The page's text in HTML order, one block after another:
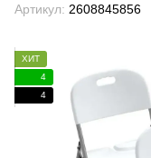
Артикул: 2608845856
ХИТ
4
4